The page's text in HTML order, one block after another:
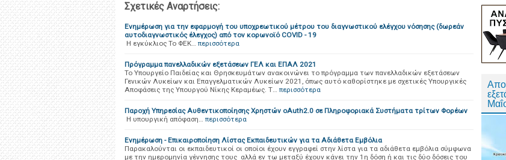
Σχετικές Αναρτήσεις:
Ενημέρωση για την εφαρμογή του υποχρεωτικού μέτρου του διαγνωστικού ελέγχου νόσησης (δωρεάν
αυτοδιαγνωστικός έλεγχος) από τον κορωνοϊό COVID - 19
H εγκύκλιος Το ΦΕΚ… περισσότερα
Πρόγραμμα πανελλαδικών εξετάσεων ΓΕΛ και ΕΠΑΛ 2021
Το Υπουργείο Παιδείας και Θρησκευμάτων ανακοινώνει το πρόγραμμα των πανελλαδικών εξετάσεων
Γενικών Λυκείων και Επαγγελματικών Λυκείων 2021, όπως αυτό καθορίστηκε με σχετικές Υπουργικές
Αποφάσεις της Υπουργού Νίκης Κεραμέως. Τ… περισσότερα
Παροχή Υπηρεσίας Αυθεντικοποίησης Χρηστών oAuth2.0 σε Πληροφοριακά Συστήματα τρίτων Φορέων
Η υπουργική απόφαση… περισσότερα
Ενημέρωση - Επικαιροποίηση Λίστας Εκπαιδευτικών για τα Αδιάθετα Εμβόλια
Παρακαλούνται οι εκπαιδευτικοί οι οποίοι έχουν εγγραφεί στην λίστα για τα αδιάθετα εμβόλια σύμφωνα
με την ημερομηνία γέννησης τους αλλά εν τω μεταξύ έχουν κάνει την 1η δόση ή και τις δύο δόσεις του